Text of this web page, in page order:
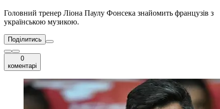
Головний тренер Ліона Паулу Фонсека знайомить французів з
українською музикою.
Поділитись
0
коментарі